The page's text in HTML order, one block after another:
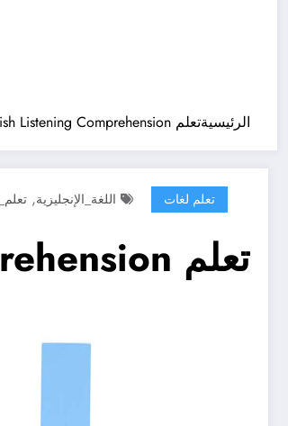
الرئيسيةتعلم English Listening Comprehension للمبتدئين بسهولة
تعلم لغات اللغة_الإنجليزية, تعلم_English_Listening_Comprehension
تعلم English Listening Comprehension للمبتدئين بسهولة